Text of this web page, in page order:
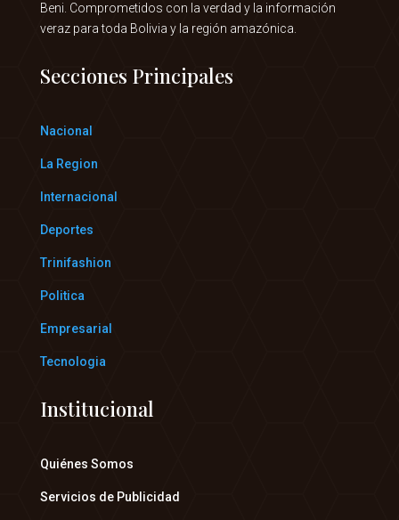
Beni. Comprometidos con la verdad y la información
veraz para toda Bolivia y la región amazónica.
Secciones Principales
Nacional
La Region
Internacional
Deportes
Trinifashion
Politica
Empresarial
Tecnologia
Institucional
Quiénes Somos
Servicios de Publicidad